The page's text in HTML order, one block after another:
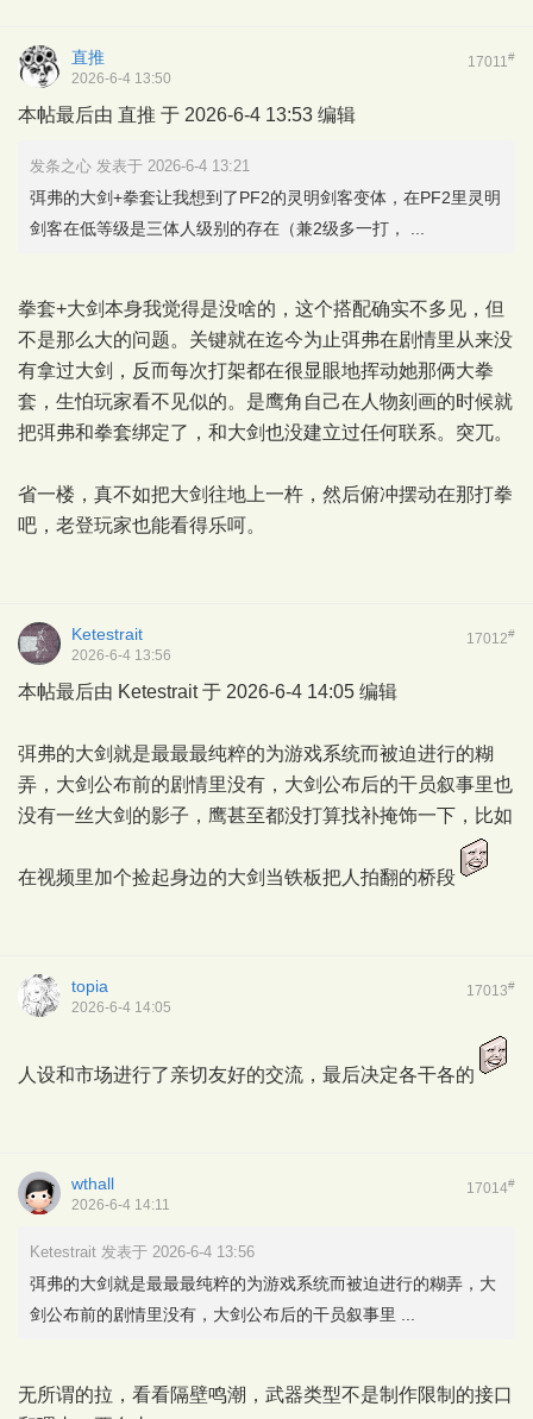
17011#
直推
2026-6-4 13:50
本帖最后由 直推 于 2026-6-4 13:53 编辑
发条之心 发表于 2026-6-4 13:21
弭弗的大剑+拳套让我想到了PF2的灵明剑客变体，在PF2里灵明
剑客在低等级是三体人级别的存在（兼2级多一打， ...
拳套+大剑本身我觉得是没啥的，这个搭配确实不多见，但
不是那么大的问题。关键就在迄今为止弭弗在剧情里从来没
有拿过大剑，反而每次打架都在很显眼地挥动她那俩大拳
套，生怕玩家看不见似的。是鹰角自己在人物刻画的时候就
把弭弗和拳套绑定了，和大剑也没建立过任何联系。突兀。
省一楼，真不如把大剑往地上一杵，然后俯冲摆动在那打拳
吧，老登玩家也能看得乐呵。
17012#
Ketestrait
2026-6-4 13:56
本帖最后由 Ketestrait 于 2026-6-4 14:05 编辑
弭弗的大剑就是最最最纯粹的为游戏系统而被迫进行的糊
弄，大剑公布前的剧情里没有，大剑公布后的干员叙事里也
没有一丝大剑的影子，鹰甚至都没打算找补掩饰一下，比如
在视频里加个捡起身边的大剑当铁板把人拍翻的桥段
17013#
topia
2026-6-4 14:05
人设和市场进行了亲切友好的交流，最后决定各干各的
17014#
wthall
2026-6-4 14:11
Ketestrait 发表于 2026-6-4 13:56
弭弗的大剑就是最最最纯粹的为游戏系统而被迫进行的糊弄，大
剑公布前的剧情里没有，大剑公布后的干员叙事里 ...
无所谓的拉，看看隔壁鸣潮，武器类型不是制作限制的接口